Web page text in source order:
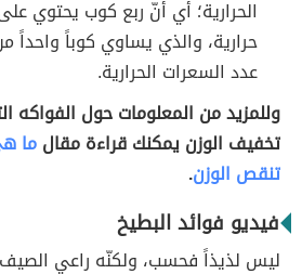
حرارية، والذي يساوي كوباً واحداً
عدد السعرات الحرارية.
وللمزيد من المعلومات حول
تخفيف الوزن يمكنك قراءة مقالما
تنقص الوزن.
فيديو فوائد البطيخ
ليس لذيذاً فحسب، ولكنّه راعي